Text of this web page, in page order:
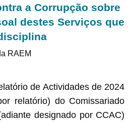
a Corrupção sobre
destes Serviços que
RAEM
de Actividades de 2024
relatório) do Comissariado
designado por CCAC)